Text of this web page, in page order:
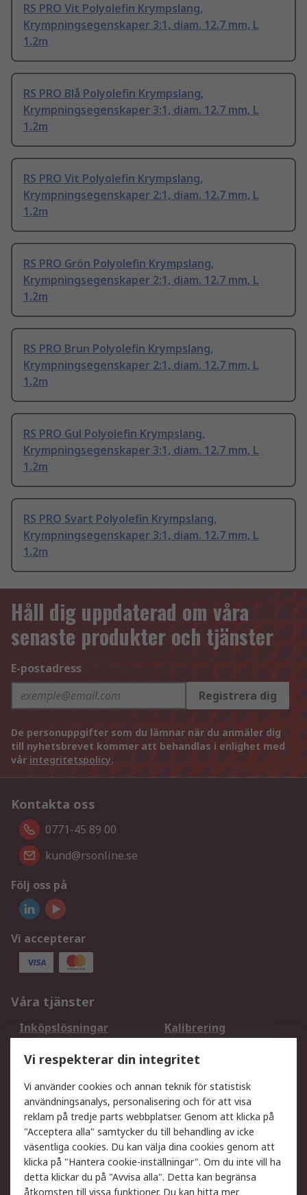
RS PRO Vit Polyolefin Krympslang,
Krympningsegenskaper 3:1, diam. 12.7 mm, L
1.2m
RS PRO Blå Polyolefin Krympslang,
Krympningsegenskaper 3:1, diam. 12.7 mm, L
1.2m
RS PRO Vit Polyolefin Krympslang,
Krympningsegenskaper 2:1, diam. 12.7 mm, L
1.2m
RS PRO Grön Polyolefin Krympslang,
Krympningsegenskaper 2:1, diam. 12.7 mm, L
1.2m
RS PRO Brun Polyolefin Krympslang,
Krympningsegenskaper 2:1, diam. 12.7 mm, L
1.2m
RS PRO Gul Polyolefin Krympslang,
Krympningsegenskaper 3:1, diam. 12.7 mm, L
1.2m
RS PRO Svart Polyolefin Krympslang,
Krympningsegenskaper 3:1, diam. 12.7 mm, L
1.2m
Håll dig uppdaterad om våra
senaste produkter och tjänster
E-postadress
Registrera dig
De personuppgifter som du lämnar när du anmäler dig
till nyhetsbrevet kommer att behandlas i enlighet med
vår integritetspolicy.
Kontakta oss
0771-45 89 00
kund@rsonline.se
Följ oss på
Vi accepterar
Våra tjänster
Inköpslösningar
Kalibrering
DesignSpark
Teknisk Support
Ditt lokala säljteam
Exportlösningar
Support
Få hjälp
Retur av varor
Leverans
Spåra din order
Begär en fakturakopi
Fördelar med RS-konto
Vi respekterar din integritet
Vi använder cookies och annan teknik för statistisk
användningsanalys, personalisering och för att visa
reklam på tredje parts webbplatser. Genom att klicka på
"Acceptera alla" samtycker du till behandling av icke
väsentliga cookies. Du kan välja dina cookies genom att
klicka på "Hantera cookie-inställningar". Om du inte vill ha
detta klickar du på "Avvisa alla". Detta kan begränsa
åtkomsten till vissa funktioner. Du kan hitta mer